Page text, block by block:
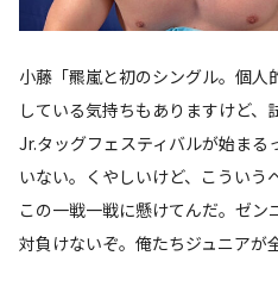
小藤「羆嵐と初のシングル。個
している気持ちもありますけど、
Jr.タッグフェスティバルが始まる
いない。くやしいけど、こういう
この一戦一戦に懸けてんだ。ゼン
対負けないぞ。俺たちジュニアが